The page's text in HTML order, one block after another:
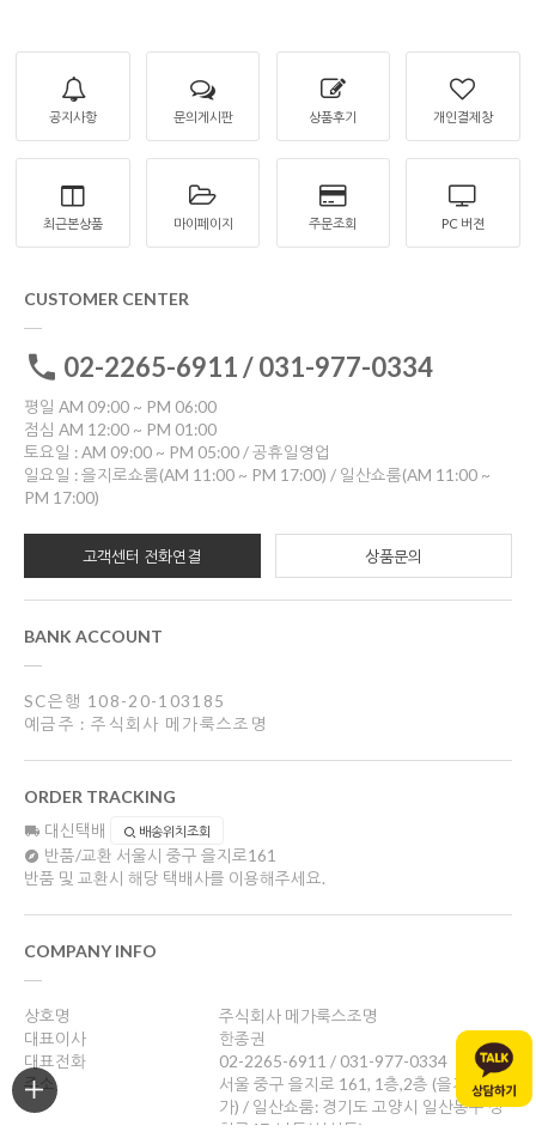
공지사항 문의게시판 상품후기 개인결제창
최근본상품 마이페이지 주문조회 PC 버젼
CUSTOMER CENTER
02-2265-6911 / 031-977-0334
평일 AM 09:00 ~ PM 06:00
점심 AM 12:00 ~ PM 01:00
토요일 : AM 09:00 ~ PM 05:00 / 공휴일영업
일요일 : 을지로쇼룸(AM 11:00 ~ PM 17:00) / 일산쇼룸(AM 11:00 ~
PM 17:00)
고객센터 전화연결 상품문의
BANK ACCOUNT
SC은행 108-20-103185
예금주 : 주식회사 메가룩스조명
ORDER TRACKING
대신택배 배송위치조회
반품/교환 서울시 중구 을지로161
반품 및 교환시 해당 택배사를 이용해주세요.
COMPANY INFO
상호명
주식회사 메가룩스조명
대표이사
한종권
대표전화
02-2265-6911 / 031-977-0334
주소
서울 중구 을지로 161, 1층,2층 (을지로4
가) / 일산쇼룸: 경기도 고양시 일산동구 성
현로47, 나동(성석동)